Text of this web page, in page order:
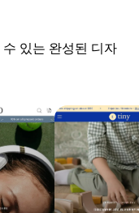
있는 완성된 디자